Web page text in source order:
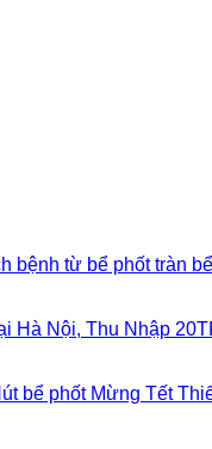
bệnh từ bể phốt tràn
Hà Nội, Thu Nhập
bể phốt Mừng Tết